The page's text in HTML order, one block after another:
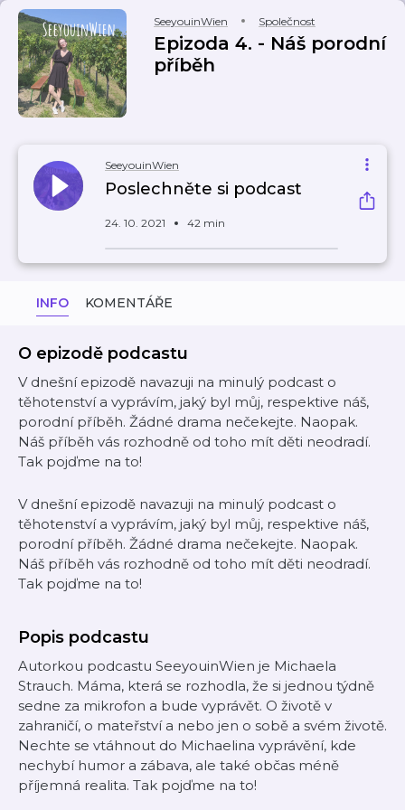
SeeyouinWien Společnost
Epizoda 4. - Náš porodní
příběh
SeeyouinWien
Poslechněte si podcast
24. 10. 2021 42 min
INFO KOMENTÁŘE
O epizodě podcastu
V dnešní epizodě navazuji na minulý podcast o
těhotenství a vyprávím, jaký byl můj, respektive náš,
porodní příběh. Žádné drama nečekejte. Naopak.
Náš příběh vás rozhodně od toho mít děti neodradí.
Tak pojďme na to!
V dnešní epizodě navazuji na minulý podcast o
těhotenství a vyprávím, jaký byl můj, respektive náš,
porodní příběh. Žádné drama nečekejte. Naopak.
Náš příběh vás rozhodně od toho mít děti neodradí.
Tak pojďme na to!
Popis podcastu
Autorkou podcastu SeeyouinWien je Michaela
Strauch. Máma, která se rozhodla, že si jednou týdně
sedne za mikrofon a bude vyprávět. O životě v
zahraničí, o mateřství a nebo jen o sobě a svém životě.
Nechte se vtáhnout do Michaelina vyprávění, kde
nechybí humor a zábava, ale také občas méně
příjemná realita. Tak pojďme na to!